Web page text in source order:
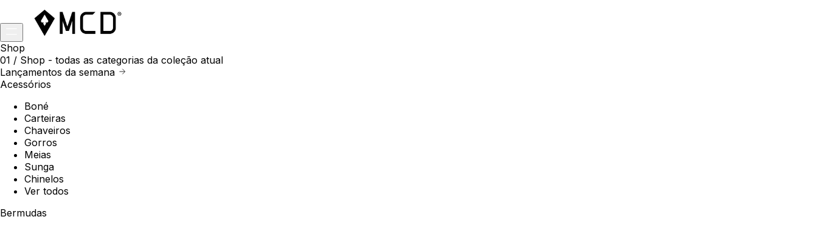
Shop
01 / Shop - todas as categorias da coleção atual
Lançamentos da semana
Acessórios
Boné
Carteiras
Chaveiros
Gorros
Meias
Sunga
Chinelos
Ver todos
Bermudas